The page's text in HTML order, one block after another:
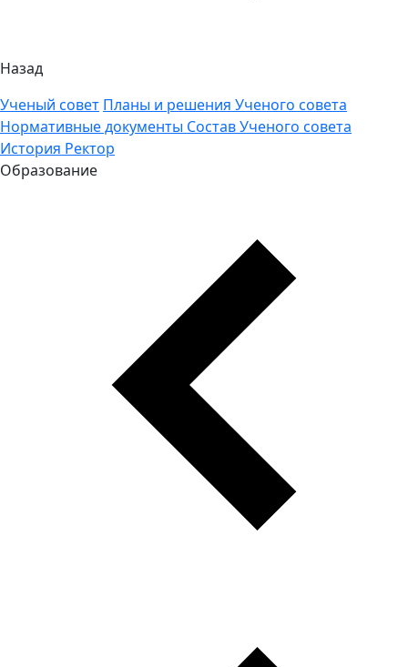
Назад
Ученый совет Планы и решения Ученого совета
Нормативные документы Состав Ученого совета
История Ректор
Образование